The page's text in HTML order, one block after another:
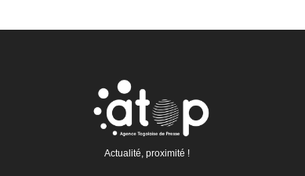
Actualité, proximité !